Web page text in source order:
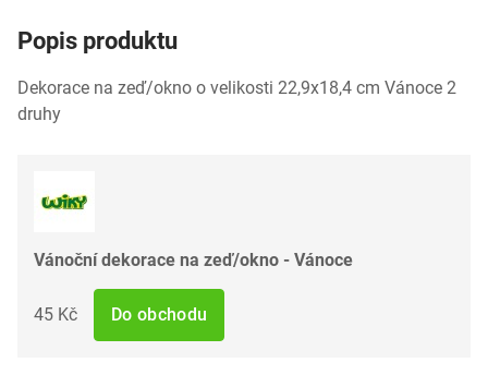
Popis produktu
Dekorace na zeď/okno o velikosti 22,9x18,4 cm Vánoce 2
druhy
Vánoční dekorace na zeď/okno - Vánoce
45 Kč Do obchodu